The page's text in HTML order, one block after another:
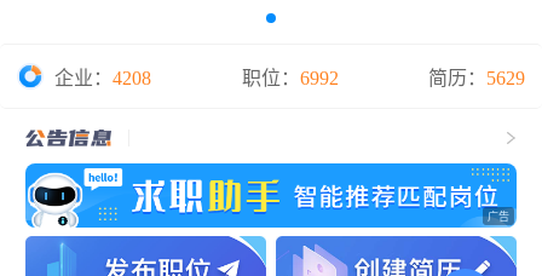
企业： 4208 职位： 6992 简历： 5629